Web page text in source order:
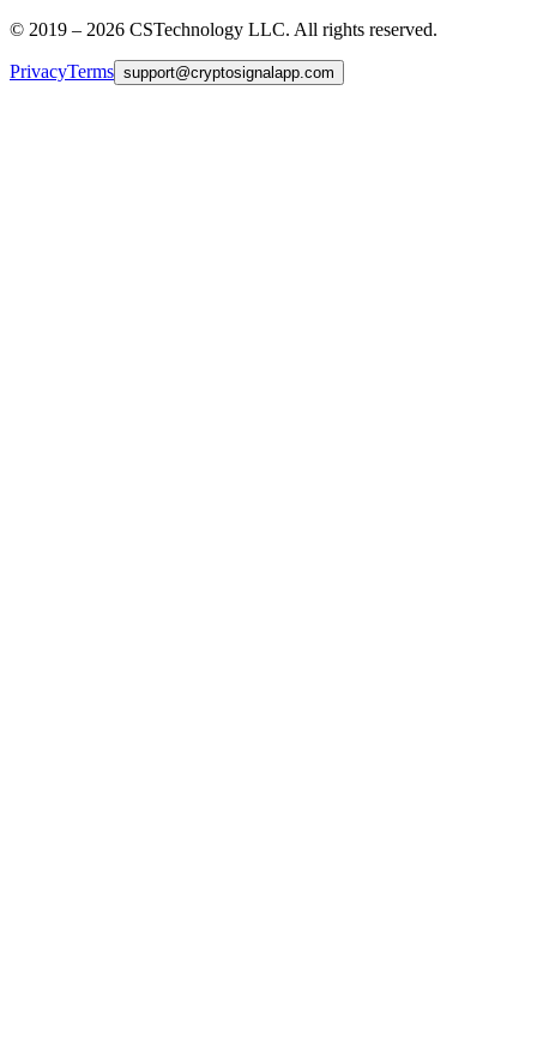
© 2019 – 2026 CSTechnology LLC. All rights reserved.
PrivacyTerms support@cryptosignalapp.com